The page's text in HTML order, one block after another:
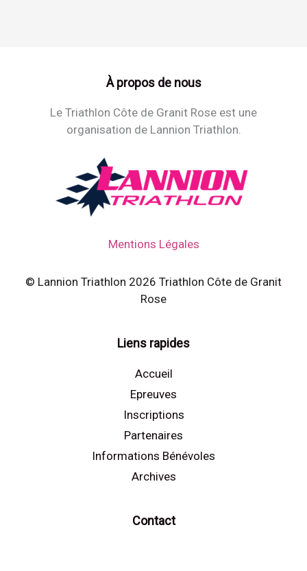
À propos de nous
Le Triathlon Côte de Granit Rose est une
organisation de Lannion Triathlon.
Mentions Légales
© Lannion Triathlon 2026 Triathlon Côte de Granit
Rose
Liens rapides
Accueil
Epreuves
Inscriptions
Partenaires
Informations Bénévoles
Archives
Contact